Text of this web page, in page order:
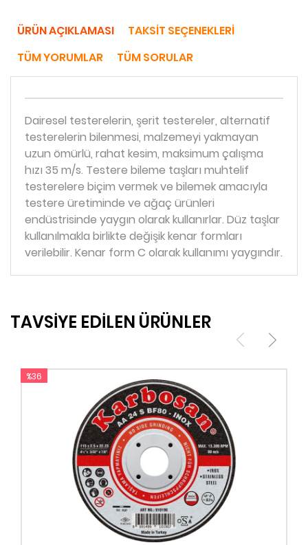
ÜRÜN AÇIKLAMASI
TAKSIT SEÇENEKLERI
TÜM YORUMLAR
TÜM SORULAR
Dairesel testerelerin, şerit testereler, alternatif
testerelerin bilenmesi, malzemeyi yakmayan
uzun ömürlü, rahat kesim, maksimum çalışma
hızı 35 m/s. Testere bileme taşları muhtelif
testerelere biçim vermek ve bilemek amacıyla
testere üretiminde ve ağaç ürünleri
endüstrisinde yaygın olarak kullanırlar. Düz taşlar
kullanılmakla birlikte değişik kenar formları
verilebilir. Kenar form C olarak kullanımı yaygındır.
TAVSİYE EDİLEN ÜRÜNLER
%36